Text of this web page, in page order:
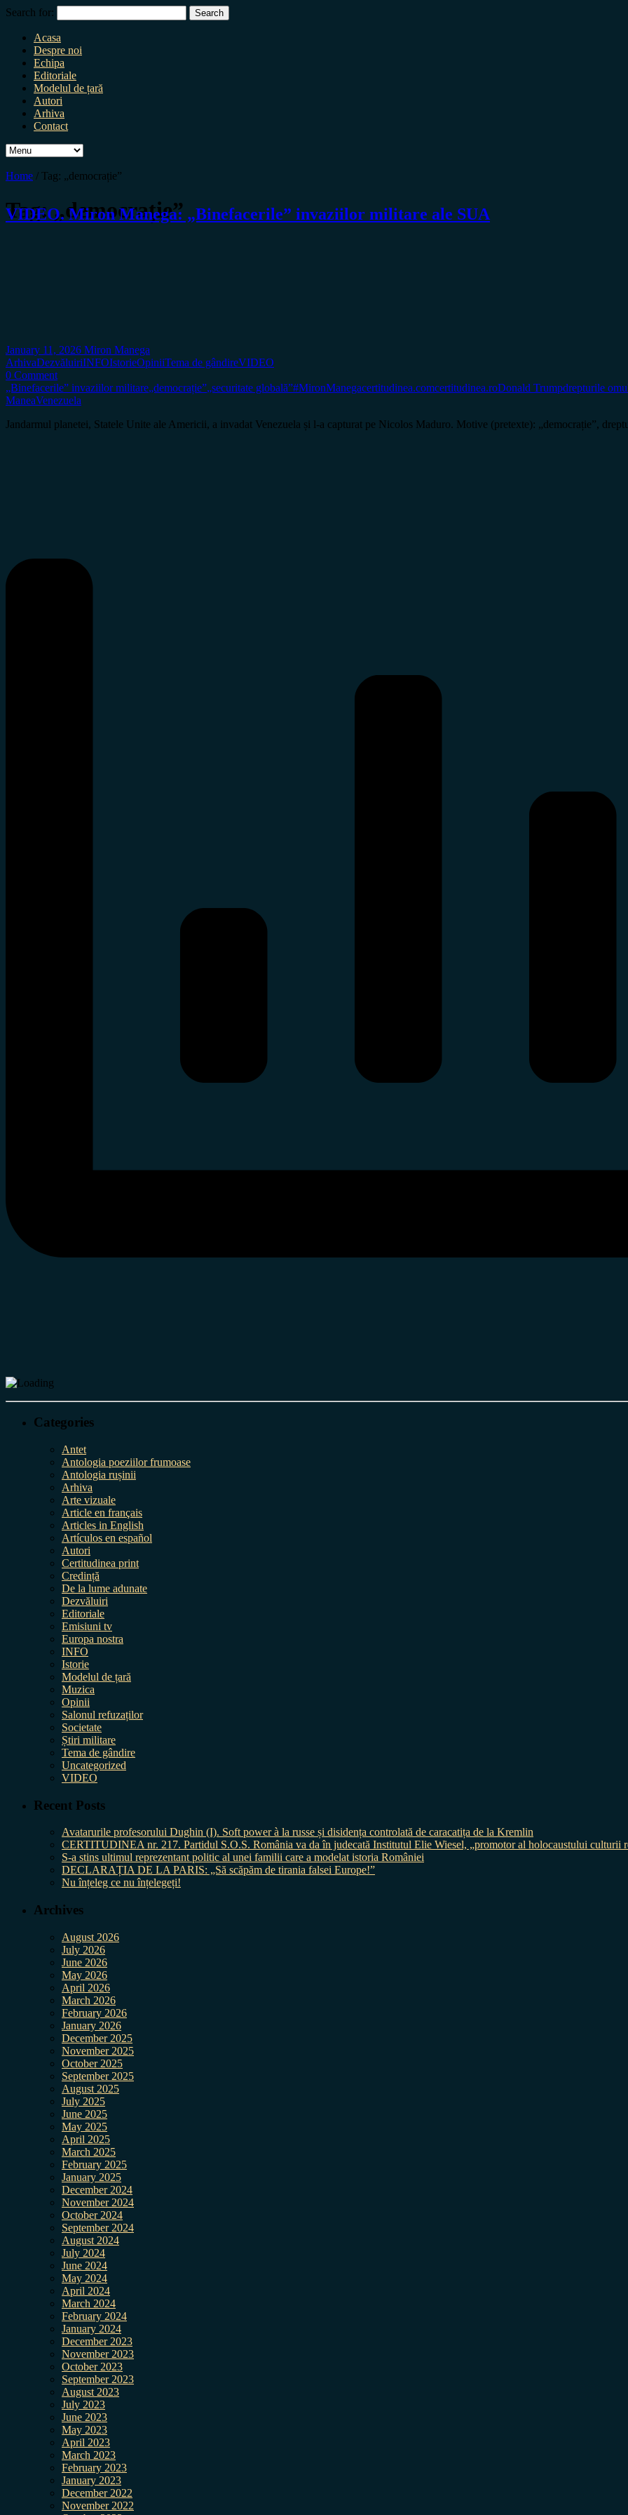
Search for:
Acasa
Despre noi
Echipa
Editoriale
Modelul de țară
Autori
Arhiva
Contact
Home / Tag: „democrație”
Tag:„democrație”
VIDEO. Miron Manega: „Binefacerile” invaziilor militare ale SUA
January 11, 2026 Miron Manega
ArhivaDezvăluiriINFOIstorieOpiniiTema de gândireVIDEO
0 Comment
„Binefacerile” invaziilor militare„democrație”„securitate globală”#MironManegacertitudinea.comcertitudinea.roDonald Trumpdrepturile
ManeaVenezuela
Jandarmul planetei, Statele Unite ale Americii, a invadat Venezuela și l-a capturat pe Nicolos Maduro. Motive (pretexte): „democrație”,
Categories
Antet
Antologia poeziilor frumoase
Antologia rușinii
Arhiva
Arte vizuale
Article en français
Articles in English
Artículos en español
Autori
Certitudinea print
Credință
De la lume adunate
Dezvăluiri
Editoriale
Emisiuni tv
Europa nostra
INFO
Istorie
Modelul de țară
Muzica
Opinii
Salonul refuzaților
Societate
Știri militare
Tema de gândire
Uncategorized
VIDEO
Recent Posts
Avatarurile profesorului Dughin (I). Soft power à la russe și disidența controlată de caracatița de la Kremlin
CERTITUDINEA nr. 217. Partidul S.O.S. România va da în judecată Institutul Elie Wiesel, „promotor al holocaustului culturii
S-a stins ultimul reprezentant politic al unei familii care a modelat istoria României
DECLARAȚIA DE LA PARIS: „Să scăpăm de tirania falsei Europe!”
Nu înțeleg ce nu înțelegeți!
Archives
August 2026
July 2026
June 2026
May 2026
April 2026
March 2026
February 2026
January 2026
December 2025
November 2025
October 2025
September 2025
August 2025
July 2025
June 2025
May 2025
April 2025
March 2025
February 2025
January 2025
December 2024
November 2024
October 2024
September 2024
August 2024
July 2024
June 2024
May 2024
April 2024
March 2024
February 2024
January 2024
December 2023
November 2023
October 2023
September 2023
August 2023
July 2023
June 2023
May 2023
April 2023
March 2023
February 2023
January 2023
December 2022
November 2022